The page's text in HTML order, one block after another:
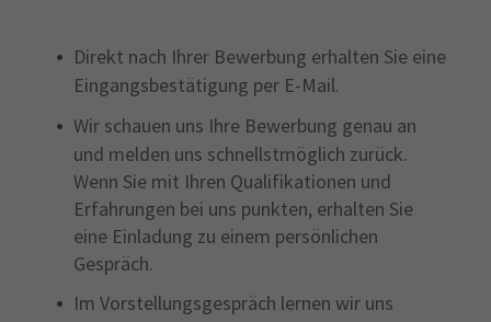
Direkt nach Ihrer Bewerbung erhalten Sie eine
Eingangsbestätigung per E-Mail.
Wir schauen uns Ihre Bewerbung genau an
und melden uns schnellstmöglich zurück.
Wenn Sie mit Ihren Qualifikationen und
Erfahrungen bei uns punkten, erhalten Sie
eine Einladung zu einem persönlichen
Gespräch.
Im Vorstellungsgespräch lernen wir uns